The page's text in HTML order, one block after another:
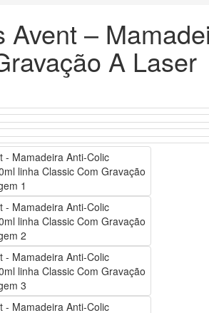
Avent –
A Laser